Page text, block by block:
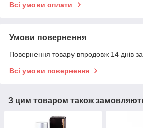
Всі умови оплати
Умови повернення
Повернення товару впродовж 14 днів
Всі умови повернення
З цим товаром також